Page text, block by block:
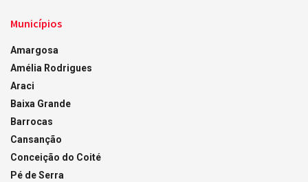
Municípios
Amargosa
Amélia Rodrigues
Araci
Baixa Grande
Barrocas
Cansanção
Conceição do Coité
Pé de Serra